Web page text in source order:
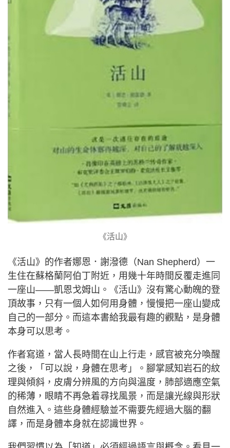
《活山》
《活山》的作者娜恩．謝潑德（Nan Shepherd）一
生住在蘇格蘭阿伯丁附近，用幾十年時間反覆走進同
一座山——凱恩戈姆山。《活山》沒有驚心動魄的登
頂故事，只有一個人如何用身體，慢慢把一座山變成
自己的一部分。而這本書給我最有趣的觀點，是身體
本身可以思考。
作者寫道，當人長時間在山上行走，感官被充分喚醒
之後，「可以說，身體在思考」。腳掌感知岩石的紋
理與傾斜，皮膚分辨風的方向與溫度，肺部適應空氣
的稀薄，眼睛不再急着尋找風景，而是讓光線與形狀
自然進入。這些身體經驗並不需要先經過大腦的翻
譯，而是身體本身就在認識世界。